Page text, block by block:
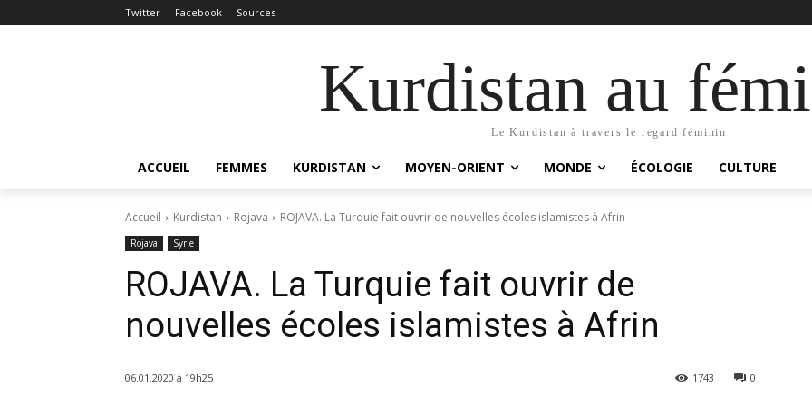
Twitter Facebook Sources
Kurdistan au
Le Kurdistan à travers le regard féminin
ACCUEIL FEMMES KURDISTAN MOYEN-ORIENT MONDE ÉCOLOGIE CULTURE
Accueil Kurdistan Rojava ROJAVA. La Turquie fait ouvrir de nouvelles écoles islamistes à Afrin
Rojava Syrie
ROJAVA. La Turquie fait ouvrir de
nouvelles écoles islamistes à Afrin
06.01.2020 à 19h25 0
1743